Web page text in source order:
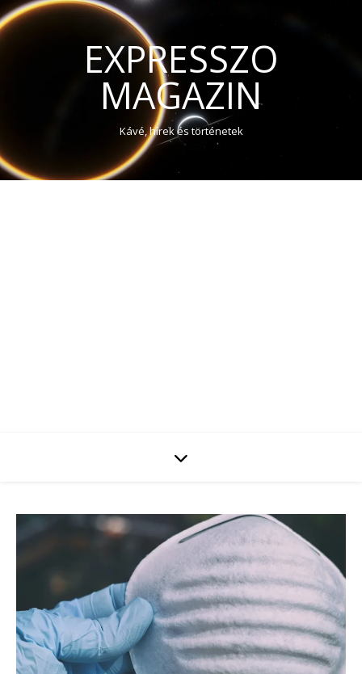
EXPRESSZO
MAGAZIN
Kávé, hírek és történetek